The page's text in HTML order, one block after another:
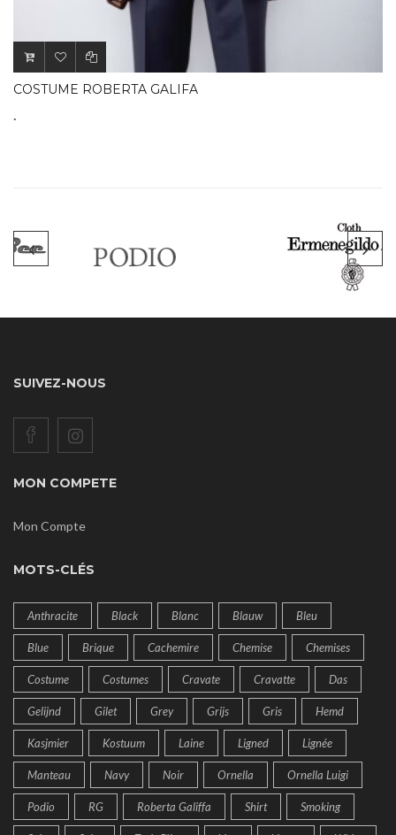
COSTUME ROBERTA GALIFA
.
SUIVEZ-NOUS
MON COMPETE
Mon Compte
MOTS-CLÉS
Anthracite Black Blanc Blauw Bleu
Blue Brique Cachemire Chemise Chemises
Costume Costumes Cravate Cravatte Das
Gelijnd Gilet Grey Grijs Gris Hemd
Kasjmier Kostuum Laine Ligned Lignée
Manteau Navy Noir Ornella Ornella Luigi
Podio RG Roberta Galiffa Shirt Smoking